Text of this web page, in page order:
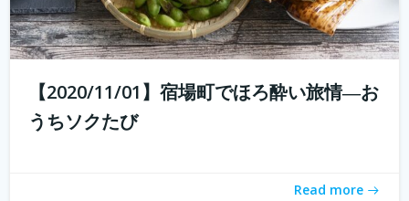
【2020/11/01】宿場町でほろ酔い旅情―お
うちソクたび
Read more
youtuberやインスタグラマーという職業が現れ、組織では